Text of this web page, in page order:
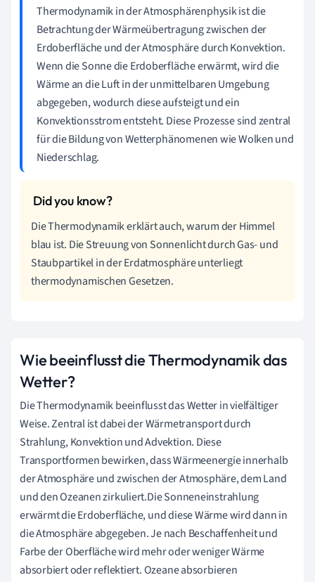
Thermodynamik in der Atmosphärenphysik ist die
Betrachtung der Wärmeübertragung zwischen der
Erdoberfläche und der Atmosphäre durch Konvektion.
Wenn die Sonne die Erdoberfläche erwärmt, wird die
Wärme an die Luft in der unmittelbaren Umgebung
abgegeben, wodurch diese aufsteigt und ein
Konvektionsstrom entsteht. Diese Prozesse sind zentral
für die Bildung von Wetterphänomenen wie Wolken und
Niederschlag.
Die Thermodynamik erklärt auch, warum der Himmel
blau ist. Die Streuung von Sonnenlicht durch Gas- und
Staubpartikel in der Erdatmosphäre unterliegt
thermodynamischen Gesetzen.
Wie beeinflusst die Thermodynamik das
Wetter?
Die Thermodynamik beeinflusst das Wetter in vielfältiger
Weise. Zentral ist dabei der Wärmetransport durch
Strahlung, Konvektion und Advektion. Diese
Transportformen bewirken, dass Wärmeenergie innerhalb
der Atmosphäre und zwischen der Atmosphäre, dem Land
und den Ozeanen zirkuliert.Die Sonneneinstrahlung
erwärmt die Erdoberfläche, und diese Wärme wird dann in
die Atmosphäre abgegeben. Je nach Beschaffenheit und
Farbe der Oberfläche wird mehr oder weniger Wärme
absorbiert oder reflektiert. Ozeane absorbieren